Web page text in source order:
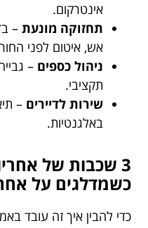
אינטרקום.
תחזוקה מונעת –
אש, איטום לפני
ניהול כספים –
תקציבי.
שירות לדיירים –
באלגנטיות.
3 שכבות של
כשמדלגים על
כדי להבין איך זה עובד